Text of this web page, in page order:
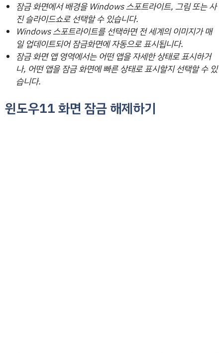
잠금 화면에서 배경을 Windows 스포트라이트, 그림 또는 사
진 슬라이드쇼로 선택할 수 있습니다.
Windows 스포트라이트를 선택하면 전 세계의 이미지가 매
일 업데이트되어 잠금화면에 자동으로 표시됩니다.
잠금 화면 앱 영역에서는 어떤 앱을 자세한 상태로 표시하거
나, 어떤 앱을 잠금 화면에 빠른 상태로 표시할지 선택할 수 있
습니다.
윈도우11 화면 잠금 해제하기